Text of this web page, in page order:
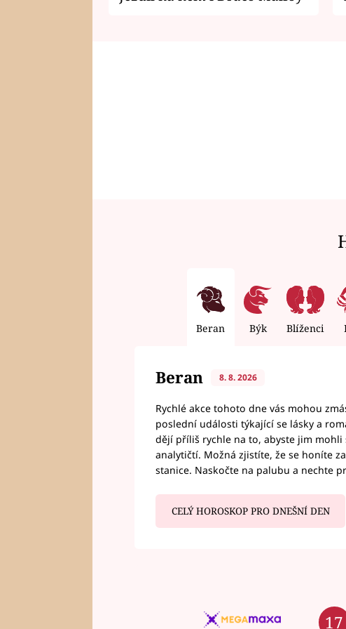
Beran Býk Blíženci
Beran 8. 8. 2026
Rychlé akce tohoto dne vás mohou
poslední události týkající se lásky a
dějí příliš rychle na to, abyste jim mohli
analytičtí. Možná zjistíte, že se honíte
stanice. Naskočte na palubu a nechte
CELÝ HOROSKOP PRO DNEŠNÍ DEN
17